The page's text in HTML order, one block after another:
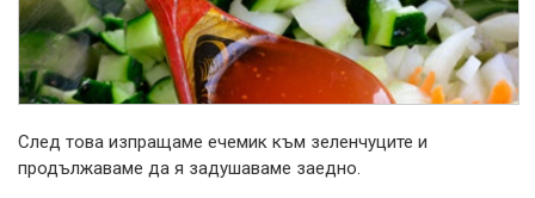
След това изпращаме ечемик към зеленчуците и
продължаваме да я задушаваме заедно.